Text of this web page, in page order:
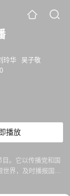
玲华
吴子敬
播放
。它以传播党和国
界，及时播报国内
江西各地、各条战